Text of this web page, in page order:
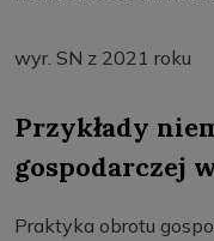
wyr. SN z 2021 roku
Przykłady
gospodarczej
Praktyka obrotu